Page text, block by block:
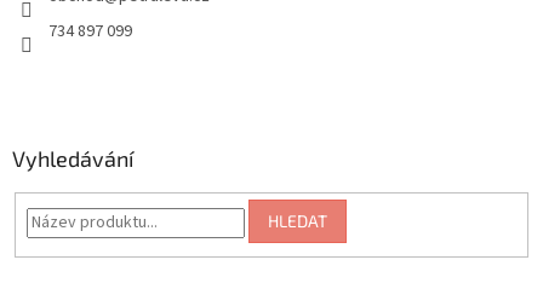
734 897 099
Vyhledávání
HLEDAT